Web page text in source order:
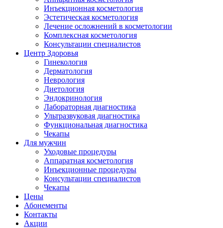
Инъекционная косметология
Эстетическая косметология
Лечение осложнений в косметологии
Комплексная косметология
Консультации специалистов
Центр Здоровья
Гинекология
Дерматология
Неврология
Диетология
Эндокринология
Лабораторная диагностика
Ультразвуковая диагностика
Функциональная диагностика
Чекапы
Для мужчин
Уходовые процедуры
Аппаратная косметология
Инъекционные процедуры
Консультации специалистов
Чекапы
Цены
Абонементы
Контакты
Акции